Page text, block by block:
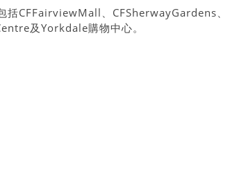
括CFFairviewMall、CFSherwayGardens、
及Yorkdale購物中心。